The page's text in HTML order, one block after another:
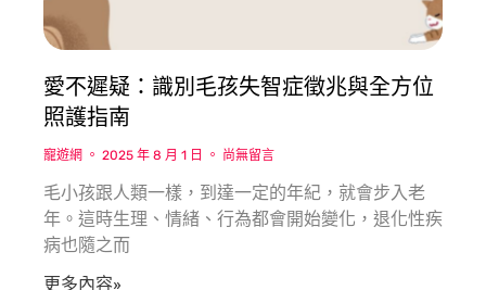
愛不遲疑：識別毛孩失智症徵兆與全方位
照護指南
寵遊網 2025 年 8 月 1 日 尚無留言
毛小孩跟人類一樣，到達一定的年紀，就會步入老
年。這時生理、情緒、行為都會開始變化，退化性疾
病也隨之而
更多內容»